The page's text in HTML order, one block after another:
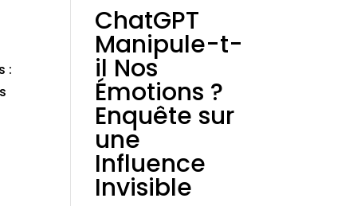
:
ChatGPT
Manipule-t-
il Nos
Émotions ?
Enquête sur
une
Influence
Invisible